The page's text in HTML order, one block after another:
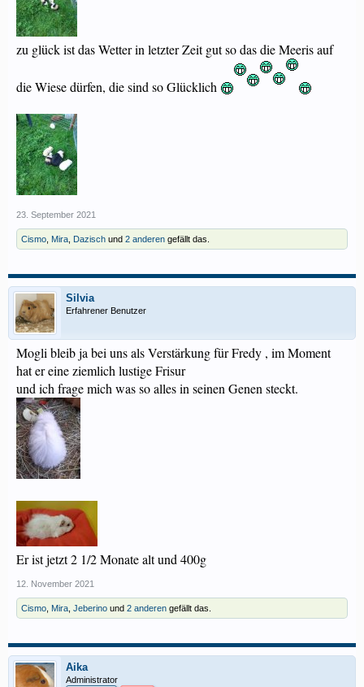
zu glück ist das Wetter in letzter Zeit gut so das die Meeris auf
die Wiese dürfen, die sind so Glücklich
23. September 2021
Cismo Mira Dazisch und 2 anderen gefällt das.
Silvia
Erfahrener Benutzer
Mogli bleib ja bei uns als Verstärkung für Fredy , im Moment
hat er eine ziemlich lustige Frisur
und ich frage mich was so alles in seinen Genen steckt.
Er ist jetzt 2 1/2 Monate alt und 400g
12. November 2021
Cismo Mira Jeberino und 2 anderen gefällt das.
Aika
Administrator